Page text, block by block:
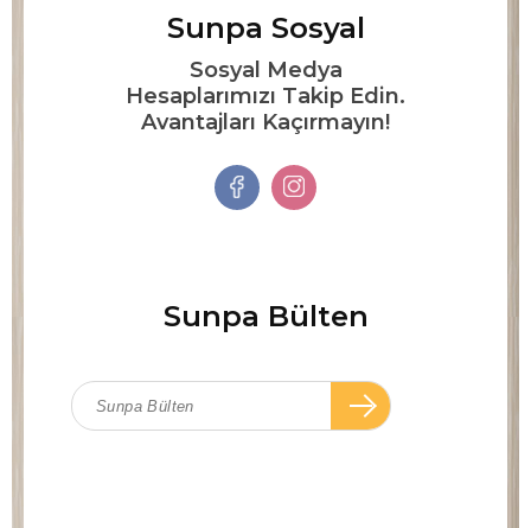
Sunpa Sosyal
Sosyal Medya
Hesaplarımızı Takip Edin.
Avantajları Kaçırmayın!
Sunpa Bülten